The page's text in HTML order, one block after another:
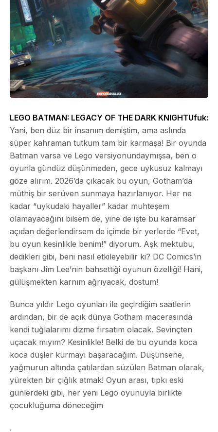
LEGO BATMAN: LEGACY OF THE DARK KNIGHTUfuk:
Yani, ben düz bir insanım demiştim, ama aslında
süper kahraman tutkum tam bir karmaşa! Bir oyunda
Batman varsa ve Lego versiyonundaymışsа, ben o
oyunla gündüz düşünmeden, gece uykusuz kalmayı
göze alırım. 2026’da çıkacak bu oyun, Gotham’da
müthiş bir serüven sunmaya hazırlanıyor. Her ne
kadar “uykudaki hayaller” kadar muhteşem
olamayacağını bilsem de, yine de işte bu karamsar
açıdan değerlendirsem de içimde bir yerlerde “Evet,
bu oyun kesinlikle benim!” diyorum. Aşk mektubu,
dedikleri gibi, beni nasıl etkileyebilir ki? DC Comics’in
başkanı Jim Lee’nin bahsettiği oyunun özelliği! Hani,
gülüşmekten karnım ağrıyacak, dostum!
Bunca yıldır Lego oyunları ile geçirdiğim saatlerin
ardından, bir de açık dünya Gotham macerasında
kendi tuğlalarımı dizme fırsatım olacak. Sevinçten
uçacak mıyım? Kesinlikle! Belki de bu oyunda koca
koca düşler kurmayı başaracağım. Düşünsene,
yağmurun altında çatılardan süzülen Batman olarak,
yürekten bir çığlık atmak! Oyun arası, tıpkı eski
günlerdeki gibi, her yeni Lego oyunuyla birlikte
çocukluğuma döneceğim
.